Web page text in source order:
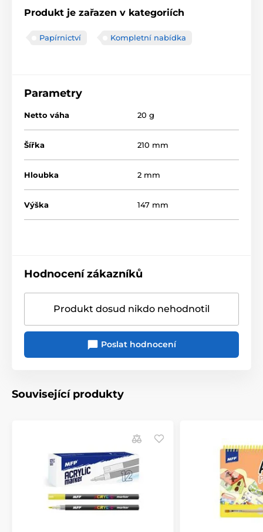
Produkt je zařazen v kategoriích
Papírnictví Kompletní nabídka
Parametry
Netto váha 20 g
Šířka 210 mm
Hloubka 2 mm
Výška 147 mm
Hodnocení zákazníků
Produkt dosud nikdo nehodnotil
Poslat hodnocení
Související produkty